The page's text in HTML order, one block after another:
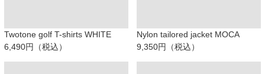
Twotone golf T-shirts WHITE
6,490円（税込）
Nylon tailored jacket MOCA
9,350円（税込）